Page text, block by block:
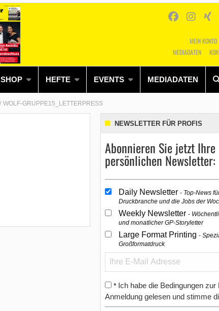
MEIN KONTO
MEDIADATEN
SHOP HEFTE EVENTS MEDIADATEN
Alles Shop SUCHEN
WOLF-GRUPPE15_LETTERPRESS
NEWSLETTER FÜR PROFIS
Abonnieren Sie jetzt Ihre
persönlichen Newsletter:
Daily Newsletter Top-News
Druckbranche und die Jobs der
Weekly Newsletter
und monatlicher GP-Storyletter
Large Format Printing
Großformatdruck
* Ich habe die Bedingungen zur
Anmeldung gelesen und stimme